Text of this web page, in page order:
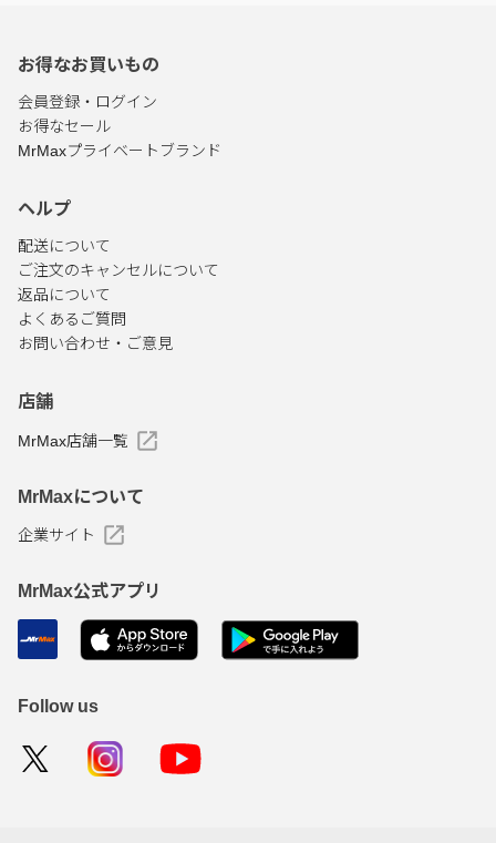
お得なお買いもの
会員登録・ログイン
お得なセール
MrMaxプライベートブランド
ヘルプ
配送について
ご注文のキャンセルについて
返品について
よくあるご質問
お問い合わせ・ご意見
店舗
MrMax店舗一覧
MrMaxについて
企業サイト
MrMax公式アプリ
Follow us